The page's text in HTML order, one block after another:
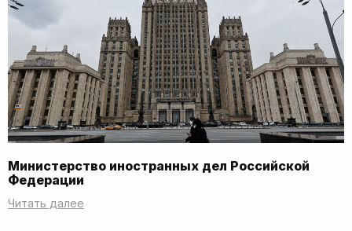
Министерство иностранных дел Российской
Федерации
Читать далее